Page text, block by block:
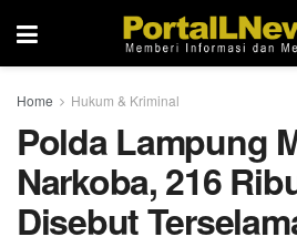
Home Hukum & Kriminal
Polda Lampung
Narkoba, 216
Disebut